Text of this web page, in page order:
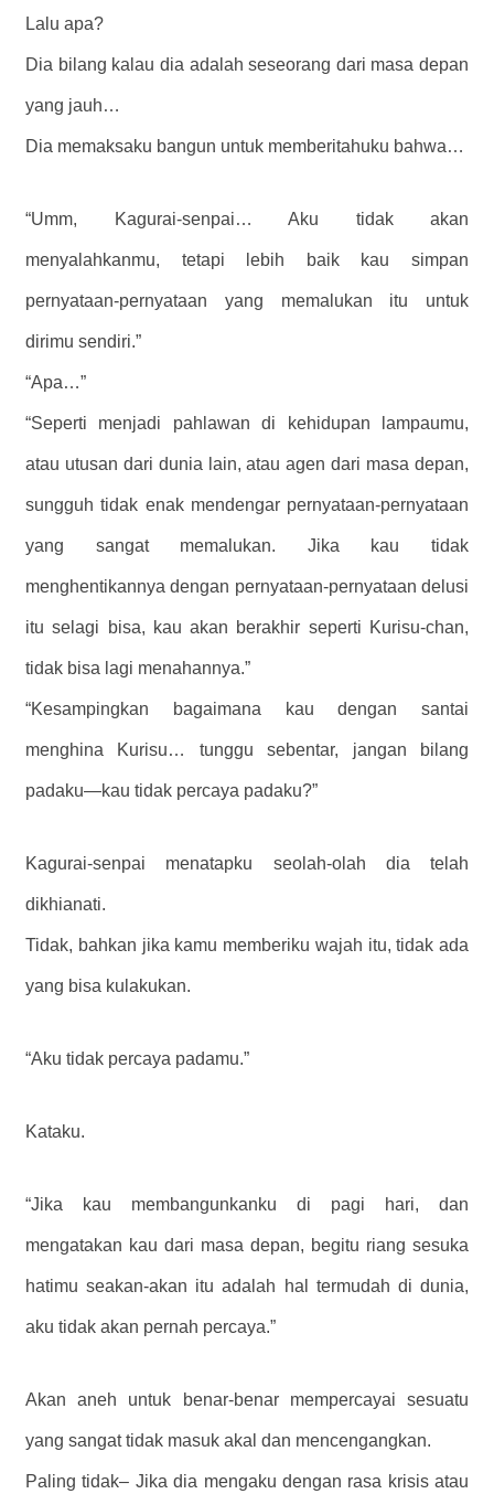
Lalu apa?
Dia bilang kalau dia adalah seseorang dari masa depan
yang jauh…
Dia memaksaku bangun untuk memberitahuku bahwa…
“Umm, Kagurai-senpai… Aku tidak akan
menyalahkanmu, tetapi lebih baik kau simpan
pernyataan-pernyataan yang memalukan itu untuk
dirimu sendiri.”
“Apa…”
“Seperti menjadi pahlawan di kehidupan lampaumu,
atau utusan dari dunia lain, atau agen dari masa depan,
sungguh tidak enak mendengar pernyataan-pernyataan
yang sangat memalukan. Jika kau tidak
menghentikannya dengan pernyataan-pernyataan delusi
itu selagi bisa, kau akan berakhir seperti Kurisu-chan,
tidak bisa lagi menahannya.”
“Kesampingkan bagaimana kau dengan santai
menghina Kurisu… tunggu sebentar, jangan bilang
padaku—kau tidak percaya padaku?”
Kagurai-senpai menatapku seolah-olah dia telah
dikhianati.
Tidak, bahkan jika kamu memberiku wajah itu, tidak ada
yang bisa kulakukan.
“Aku tidak percaya padamu.”
Kataku.
“Jika kau membangunkanku di pagi hari, dan
mengatakan kau dari masa depan, begitu riang sesuka
hatimu seakan-akan itu adalah hal termudah di dunia,
aku tidak akan pernah percaya.”
Akan aneh untuk benar-benar mempercayai sesuatu
yang sangat tidak masuk akal dan mencengangkan.
Paling tidak– Jika dia mengaku dengan rasa krisis atau